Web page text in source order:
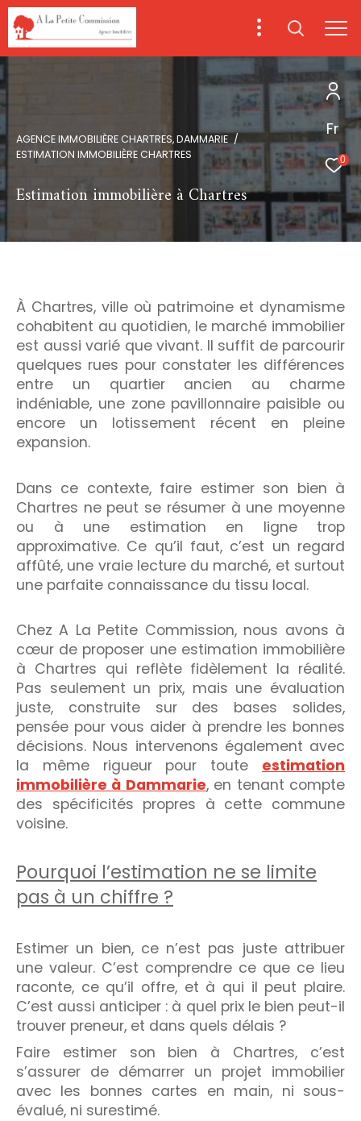
Fr
0
AGENCE IMMOBILIÈRE CHARTRES, DAMMARIE
ESTIMATION IMMOBILIÈRE CHARTRES
Estimation immobilière à Chartres
À Chartres, ville où patrimoine et dynamisme
cohabitent au quotidien, le marché immobilier
est aussi varié que vivant. Il suffit de parcourir
quelques rues pour constater les différences
entre un quartier ancien au charme
indéniable, une zone pavillonnaire paisible ou
encore un lotissement récent en pleine
expansion.
Dans ce contexte, faire estimer son bien à
Chartres ne peut se résumer à une moyenne
ou à une estimation en ligne trop
approximative. Ce qu’il faut, c’est un regard
affûté, une vraie lecture du marché, et surtout
une parfaite connaissance du tissu local.
Chez A La Petite Commission, nous avons à
cœur de proposer une estimation immobilière
à Chartres qui reflète fidèlement la réalité.
Pas seulement un prix, mais une évaluation
juste, construite sur des bases solides,
pensée pour vous aider à prendre les bonnes
décisions. Nous intervenons également avec
la même rigueur pour toute estimation
immobilière à Dammarie, en tenant compte
des spécificités propres à cette commune
voisine.
Pourquoi l’estimation ne se limite
pas à un chiffre ?
Estimer un bien, ce n’est pas juste attribuer
une valeur. C’est comprendre ce que ce lieu
raconte, ce qu’il offre, et à qui il peut plaire.
C’est aussi anticiper : à quel prix le bien peut-il
trouver preneur, et dans quels délais ?
Faire estimer son bien à Chartres, c’est
s’assurer de démarrer un projet immobilier
avec les bonnes cartes en main, ni sous-
évalué, ni surestimé.